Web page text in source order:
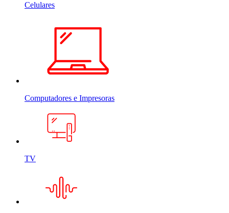
Celulares
Computadores e Impresoras
TV